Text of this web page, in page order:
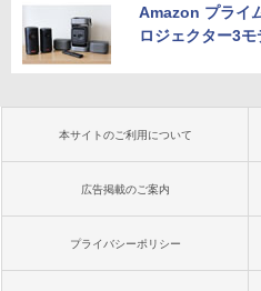
Amazon プライ
ロジェクター3
本サイトのご利用について
広告掲載のご案内
プライバシーポリシー